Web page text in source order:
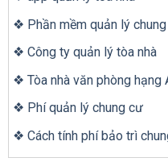
❖ Phần mềm quản lý
❖ Công ty quản lý tòa nhà
❖ Tòa nhà văn phòng hạng
❖ Phí quản lý chung cư
❖ Cách tính phí bảo trì